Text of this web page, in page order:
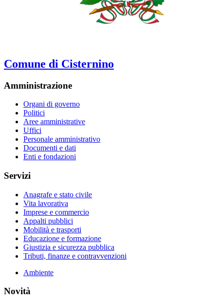
Comune di Cisternino
Amministrazione
Organi di governo
Politici
Aree amministrative
Uffici
Personale amministrativo
Documenti e dati
Enti e fondazioni
Servizi
Anagrafe e stato civile
Vita lavorativa
Imprese e commercio
Appalti pubblici
Mobilità e trasporti
Educazione e formazione
Giustizia e sicurezza pubblica
Tributi, finanze e contravvenzioni
Ambiente
Novità